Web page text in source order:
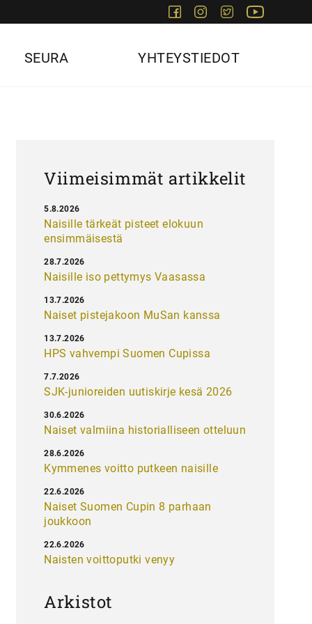
FacebookInstagram
Twitter
SEURA YHTEYSTIEDOT
Viimeisimmät artikkelit
Naisille tärkeät pisteet elokuun
ensimmäisestä
5.8.2026
Naisille iso pettymys Vaasassa
28.7.2026
Naiset pistejakoon MuSan kanssa
13.7.2026
HPS vahvempi Suomen Cupissa
13.7.2026
SJK-junioreiden uutiskirje kesä 2026
7.7.2026
Naiset valmiina historialliseen otteluun
30.6.2026
Kymmenes voitto putkeen naisille
28.6.2026
Naiset Suomen Cupin 8 parhaan
joukkoon
22.6.2026
Naisten voittoputki venyy
22.6.2026
Arkistot